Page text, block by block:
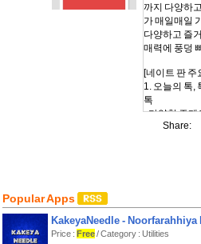
까지 다양하
가 매일매일
다양하고 즐
매력에 풍덩
[네이트 판 주
1. 오늘의 톡,
톡
- 다양한 주제
수 있고 내
는 이제 팬톡
- 내가 좋아하
친구들과 얘
Share:
Popular Apps
KakeyaNeedle -
Price : Free/ Category : Utilities